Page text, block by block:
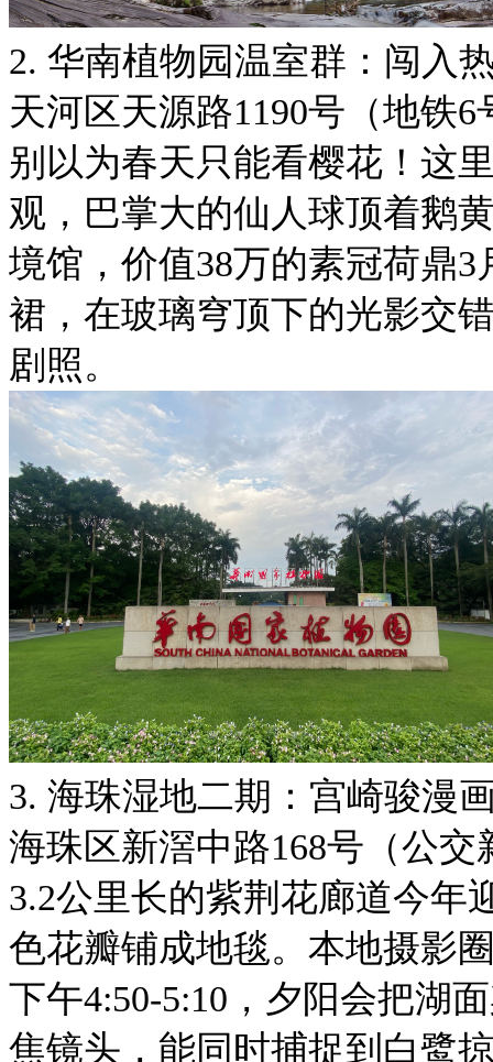
2. 华南植物园温室群：闯入
天河区天源路1190号（地铁
别以为春天只能看樱花！这
观，巴掌大的仙人球顶着鹅
境馆，价值38万的素冠荷鼎
裙，在玻璃穹顶下的光影交
剧照。
3. 海珠湿地二期：宫崎骏漫
海珠区新滘中路168号（公
3.2公里长的紫荆花廊道今年
色花瓣铺成地毯。本地摄影
下午4:50-5:10，夕阳会把湖
焦镜头，能同时捕捉到白鹭